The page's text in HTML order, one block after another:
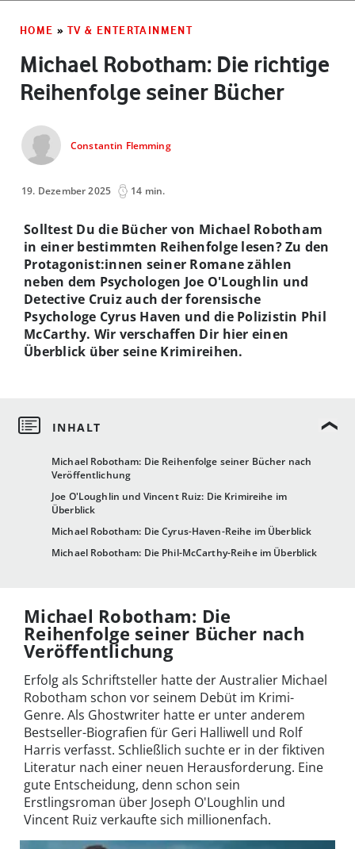
HOME » TV & ENTERTAINMENT
Michael Robotham: Die richtige
Reihenfolge seiner Bücher
Constantin Flemming
19. Dezember 2025 14 min.
Michael Robotham: Die Reihenfolge seiner Bücher nach
Veröffentlichung
Joe O'Loughlin und Vincent Ruiz: Die Krimireihe im
Überblick
Michael Robotham: Die Cyrus-Haven-Reihe im Überblick
Michael Robotham: Die Phil-McCarthy-Reihe im Überblick
Solltest Du die Bücher von Michael Robotham
in einer bestimmten Reihenfolge lesen?Zu den
Protagonist:innen seiner Romane zählen
neben dem Psychologen Joe O'Loughlin und
Detective Cruiz auch der forensische
Psychologe Cyrus Haven und die Polizistin Phil
McCarthy. Wir verschaffen Dir hier einen
Überblick über seine Krimireihen.
Michael Robotham: Die
Reihenfolge seiner Bücher nach
Veröffentlichung
Erfolg als Schriftsteller hatte der Australier Michael
Robotham schon vor seinem Debüt im Krimi-
Genre. Als Ghostwriter hatte er unter anderem
Bestseller-Biografien für Geri Halliwell und Rolf
Harris verfasst. Schließlich suchte er in der fiktiven
Literatur nach einer neuen Herausforderung. Eine
gute Entscheidung, denn schon sein
Erstlingsroman über Joseph O'Loughlin und
Vincent Ruiz verkaufte sich millionenfach.